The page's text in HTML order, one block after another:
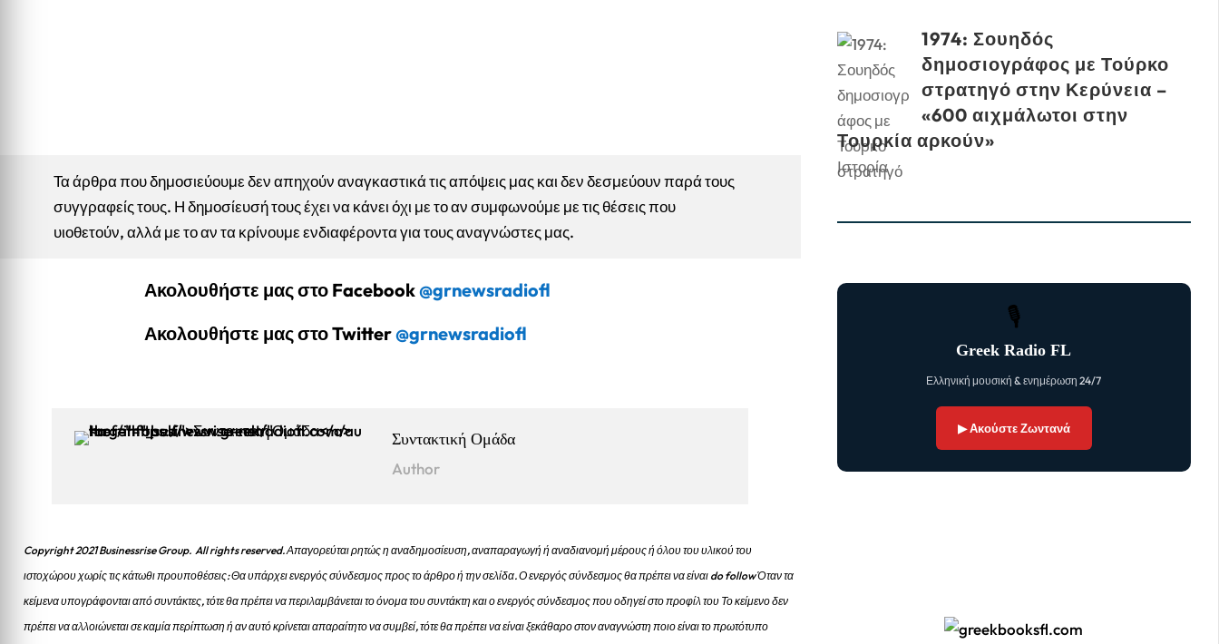
Τα άρθρα που δημοσιεύουμε δεν απηχούν αναγκαστικά τις απόψεις μας και δεν δεσμεύουν παρά τους
συγγραφείς τους. Η δημοσίευσή τους έχει να κάνει όχι με το αν συμφωνούμε με τις θέσεις που
υιοθετούν, αλλά με το αν τα κρίνουμε ενδιαφέροντα για τους αναγνώστες μας.
Ακολουθήστε μας στο Facebook@grnewsradiofl
Ακολουθήστε μας στο Twitter@grnewsradiofl
Συντακτική Ομάδα
Author
Copyright 2021 Businessrise Group. All rights reserved. Απαγορεύται ρητώς η αναδημοσίευση, αναπαραγωγή ή αναδιανομή μέρους ή όλου του υλικού του
ιστοχώρου χωρίς τις κάτωθι προυποθέσεις: Θα υπάρχει ενεργός σύνδεσμος προς το άρθρο ή την σελίδα.Ο ενεργός σύνδεσμος θα πρέπει να είναι do follow Όταν τα
κείμενα υπογράφονται από συντάκτες, τότε θα πρέπει να περιλαμβάνεται το όνομα του συντάκτη και ο ενεργός σύνδεσμος που οδηγεί στο προφίλ του Το κείμενο δεν
πρέπει να αλλοιώνεται σε καμία περίπτωση ή αν αυτό κρίνεται απαραίτητο να συμβεί, τότε θα πρέπει να είναι ξεκάθαρο στον αναγνώστη ποιο είναι το πρωτότυπο
1974: Σουηδός
δημοσιογράφος με Τούρκο
στρατηγό στην Κερύνεια –
«600 αιχμάλωτοι στην
Τουρκία αρκούν»
Ιστορία
🎙
Greek Radio FL
Ελληνική μουσική & ενημέρωση 24/7
▶ Ακούστε Ζωντανά